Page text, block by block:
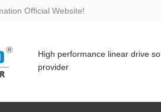
Official Website!
High performance linear drive
provider